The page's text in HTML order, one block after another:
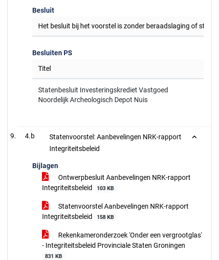
Besluit
Het besluit bij het voorstel is zonder beraadslaging of
Besluiten PS
Titel
Statenbesluit Investeringskrediet Vastgoed
Noordelijk Archeologisch Depot Nuis
4.b
Statenvoorstel: Aanbevelingen NRK-rapport
Integriteitsbeleid
Bijlagen
Ontwerpbesluit Aanbevelingen NRK-rapport
Integriteitsbeleid
103 KB
Statenvoorstel Aanbevelingen NRK-rapport
Integriteitsbeleid
158 KB
Rekenkameronderzoek 'Onder een vergrootglas'
- Integriteitsbeleid Provinciale Staten Groningen
831 KB